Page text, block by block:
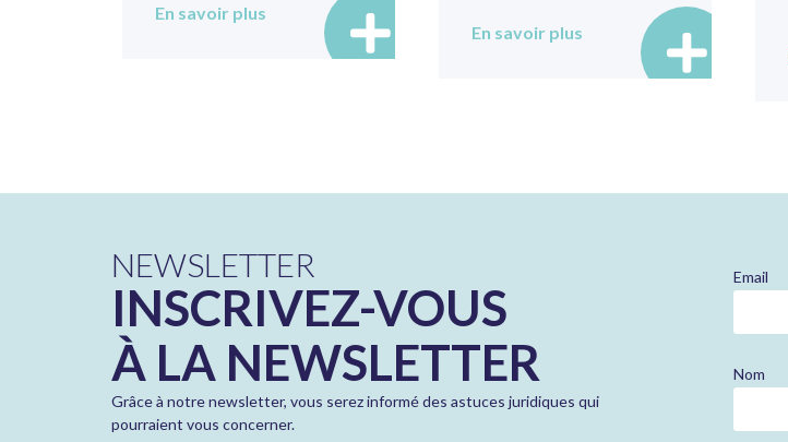
En savoir plus
En savoir plus
NEWSLETTER
INSCRIVEZ-VOUS
À LA NEWSLETTER
Grâce à notre newsletter, vous serez informé des astuces juridiques qui
pourraient vous concerner.
Email
Nom